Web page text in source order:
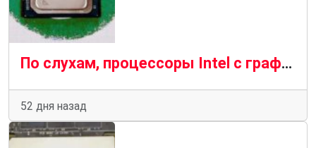
По слухам, процессоры Intel с графикой Nvidia GeForce RTX появятся в продаже в начале 2028 года
52 дня назад